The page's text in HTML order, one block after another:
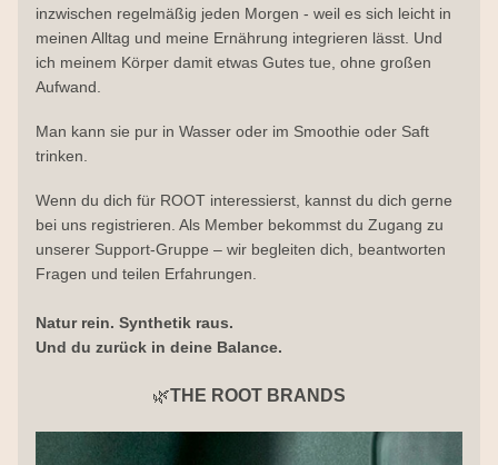
inzwischen regelmäßig jeden Morgen - weil es sich leicht in
meinen Alltag und meine Ernährung integrieren lässt. Und
ich meinem Körper damit etwas Gutes tue, ohne großen
Aufwand.
Man kann sie pur in Wasser oder im Smoothie oder Saft
trinken.
Wenn du dich für ROOT interessierst, kannst du dich gerne
bei uns registrieren. Als Member bekommst du Zugang zu
unserer Support-Gruppe – wir begleiten dich, beantworten
Fragen und teilen Erfahrungen.
Natur rein. Synthetik raus.
Und du zurück in deine Balance.
🌿THE ROOT BRANDS